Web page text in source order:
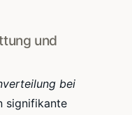
und
bei
signifikante